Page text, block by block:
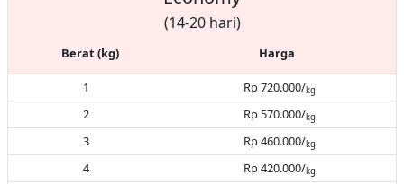
(14-20 hari)
Berat (kg) Harga
1 Rp 720.000/kg
2 Rp 570.000/kg
3 Rp 460.000/kg
4 Rp 420.000/kg